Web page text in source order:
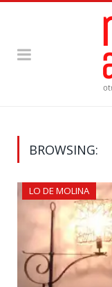
BROWSING:
LO DE MOLINA